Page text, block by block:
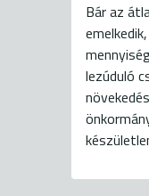
Bár az
lezúduló